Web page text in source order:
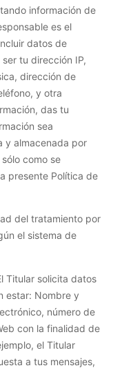
información de
es el
datos de
tu dirección IP,
dirección de
y otra
das tu
sea
y almacenada por
como se
presente Política de
del tratamiento por
el sistema de
Titular solicita datos
estar: Nombre y
número de
con la finalidad de
el Titular
a tus mensajes,